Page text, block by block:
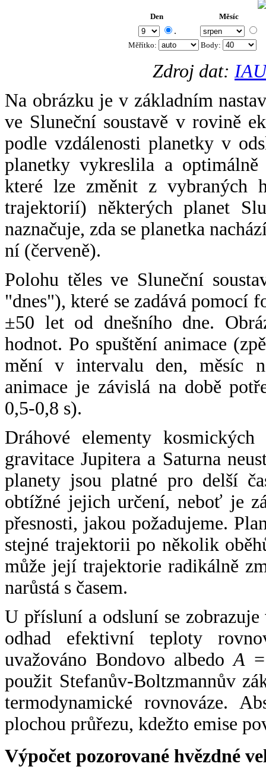
Den Měsíc
.
Měřítko: Body:
Zdroj dat:
Na obrázku je v základním
ve Sluneční soustavě v rovině
podle vzdálenosti planetky v
planetky vykreslila a
které lze změnit z vybraných
trajektorií) některých planet
naznačuje, zda se planetka
ní (červeně).
Polohu těles ve Sluneční
"dnes"), které se zadává pomocí
±50 let od dnešního dne.
hodnot. Po spuštění animace
mění v intervalu den, měsíc
animace je závislá na době
0,5-0,8 s).
Dráhové elementy
gravitace Jupitera a Saturna
planety jsou platné pro delší
obtížné jejich určení, neboť je
přesnosti, jakou požadujeme.
stejné trajektorii po několik
může její trajektorie radikálně
narůstá s časem.
U přísluní a odsluní se
odhad efektivní teploty
uvažováno Bondovo albedoA
použit Stefanův-Boltzmannův
termodynamické rovnováze.
plochou průřezu, kdežto emise
Výpočet pozorované hvězdné